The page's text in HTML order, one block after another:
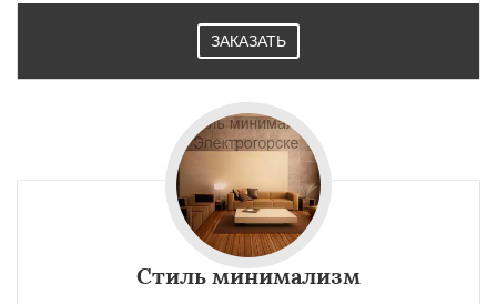
ЗАКАЗАТЬ
Стиль минимализм